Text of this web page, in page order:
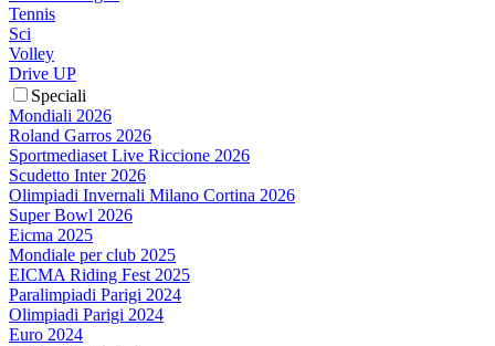
Tennis
Sci
Volley
Drive UP
Speciali
Mondiali 2026
Roland Garros 2026
Sportmediaset Live Riccione 2026
Scudetto Inter 2026
Olimpiadi Invernali Milano Cortina 2026
Super Bowl 2026
Eicma 2025
Mondiale per club 2025
EICMA Riding Fest 2025
Paralimpiadi Parigi 2024
Olimpiadi Parigi 2024
Euro 2024